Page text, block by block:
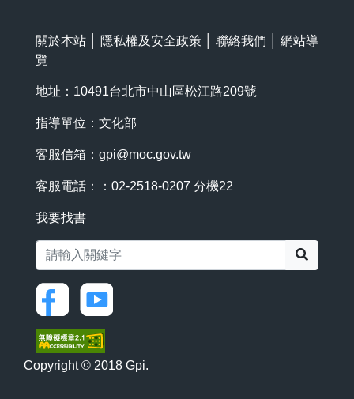
關於本站 隱私權及安全政策 聯絡我們
網站導
覽
地址：10491台北市中山區松江路209號
指導單位：文化部
客服信箱： gpi@moc.gov.tw
客服電話：：02-2518-0207 分機22
我要找書
Copyright © 2018 Gpi.